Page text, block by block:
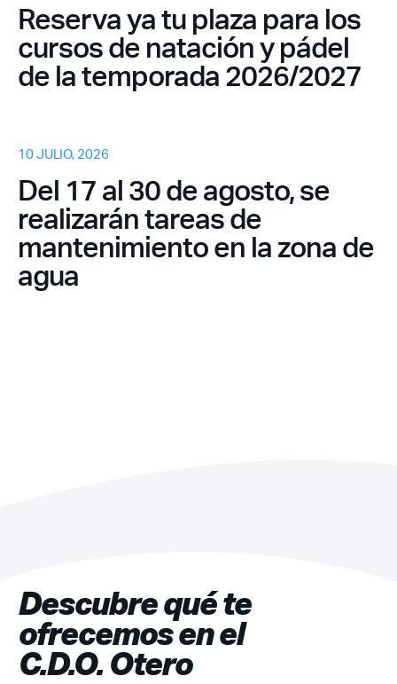
Acceso socios
Reserva ya tu plaza para los
cursos de natación y pádel
de la temporada 2026/2027
10 JULIO, 2026
Del 17 al 30 de agosto, se
realizarán tareas de
mantenimiento en la zona de
agua
Descubre qué te
ofrecemos en el
C.D.O. Otero